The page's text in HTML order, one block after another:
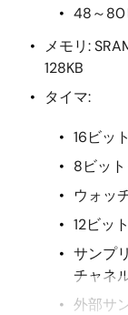
48～80
メモリ:
128KB
タイマ:
16ビッ
8ビッ
ウォッ
12ビッ
サンプ
チャネ
外部サ